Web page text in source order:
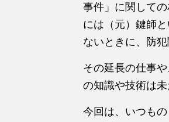
事件」に関して
には（元）鍵師
ないときに、防
その延長の仕事
の知識や技術は
今回は、いつも